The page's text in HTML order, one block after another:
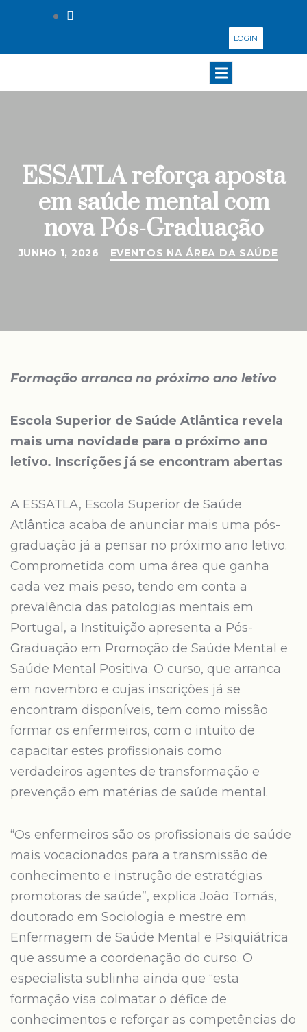
LOGIN
ESSATLA reforça aposta
em saúde mental com
nova Pós-Graduação
JUNHO 1, 2026 EVENTOS NA ÁREA DA SAÚDE
Formação arranca no próximo ano letivo
Escola Superior de Saúde Atlântica revela
mais uma novidade para o próximo ano
letivo. Inscrições já se encontram abertas
A ESSATLA, Escola Superior de Saúde
Atlântica acaba de anunciar mais uma pós-
graduação já a pensar no próximo ano letivo.
Comprometida com uma área que ganha
cada vez mais peso, tendo em conta a
prevalência das patologias mentais em
Portugal, a Instituição apresenta a Pós-
Graduação em Promoção de Saúde Mental e
Saúde Mental Positiva. O curso, que arranca
em novembro e cujas inscrições já se
encontram disponíveis, tem como missão
formar os enfermeiros, com o intuito de
capacitar estes profissionais como
verdadeiros agentes de transformação e
prevenção em matérias de saúde mental.
“Os enfermeiros são os profissionais de saúde
mais vocacionados para a transmissão de
conhecimento e instrução de estratégias
promotoras de saúde”, explica João Tomás,
doutorado em Sociologia e mestre em
Enfermagem de Saúde Mental e Psiquiátrica
que assume a coordenação do curso. O
especialista sublinha ainda que “esta
formação visa colmatar o défice de
conhecimentos e reforçar as competências do